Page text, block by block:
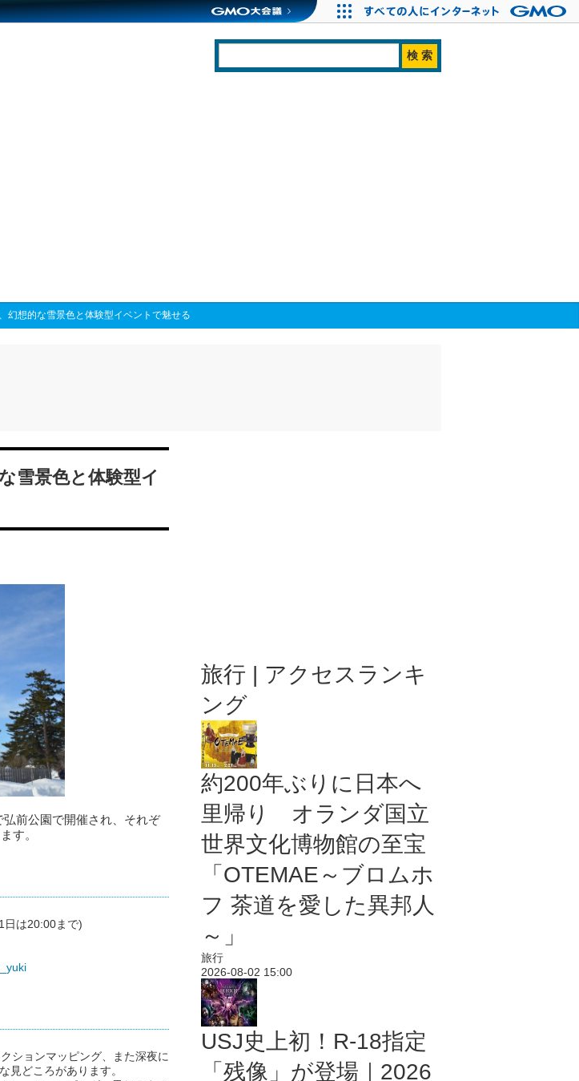
幻想的な雪景色と体験型イベントで魅せる
雪景色と体験型イ
前公園で開催され、それぞ
す。
日は20:00まで)
ションマッピング、また深夜に
見どころがあります。
旅行 | アクセスランキ
ング
約200年ぶりに日本へ
里帰り オランダ国立
世界文化博物館の至宝
「OTEMAE～ブロムホ
フ 茶道を愛した異邦人
～」
旅行
2026-08-02 15:00
USJ史上初！R-18指定
「残像」が登場｜2026